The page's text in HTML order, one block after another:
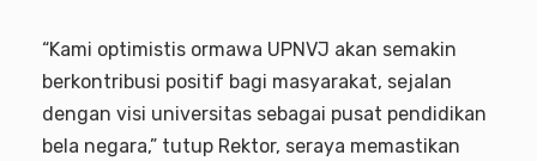
“Kami optimistis ormawa UPNVJ akan semakin
berkontribusi positif bagi masyarakat, sejalan
dengan visi universitas sebagai pusat pendidikan
bela negara,” tutup Rektor, seraya memastikan